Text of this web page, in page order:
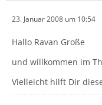
23. Januar 2008 um 10:54
Hallo Ravan Große
und willkommen im
Vielleicht hilft Dir